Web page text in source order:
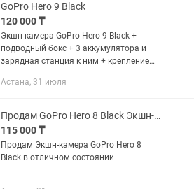
GoPro Hero 9 Black
120 000 ₸
Экшн-камера GoPro Hero 9 Black +
подводный бокс + 3 аккумулятора и
зарядная станция к ним + крепление
+ держатель-поплавок + карта памяти
Астана, 31 июля
Продам GoPro Hero 8 Black Экшн-камера
115 000 ₸
Продам Экшн-камера GoPro Hero 8
Black в отличном состоянии